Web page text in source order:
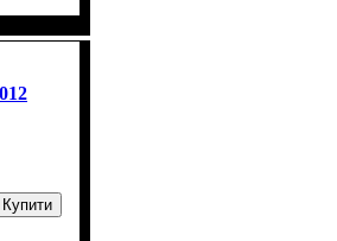
Купити